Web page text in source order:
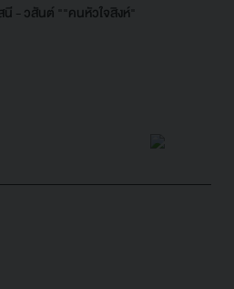
นี - วสันต์ ""คนหัวใจสิงห์"